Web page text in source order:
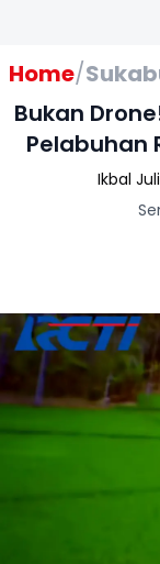
Home/
Bukan
Pelabuhan
Ikbal